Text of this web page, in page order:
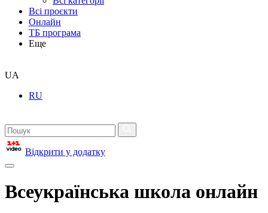
Всі проєкти
Онлайн
ТБ програма
Еще
UA
RU
Відкрити у додатку
Всеукраїнська школа онлайн